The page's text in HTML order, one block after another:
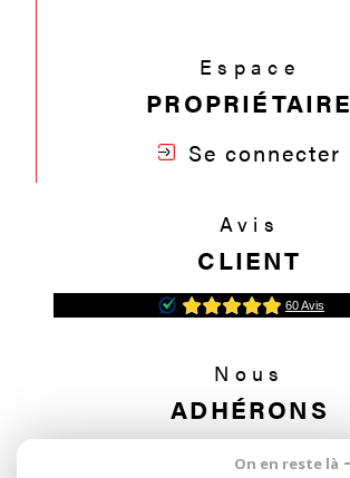
Espace
PROPRIÉTAIRE
Se connecter
Avis
CLIENT
Nous
ADHÉRONS
On en reste là